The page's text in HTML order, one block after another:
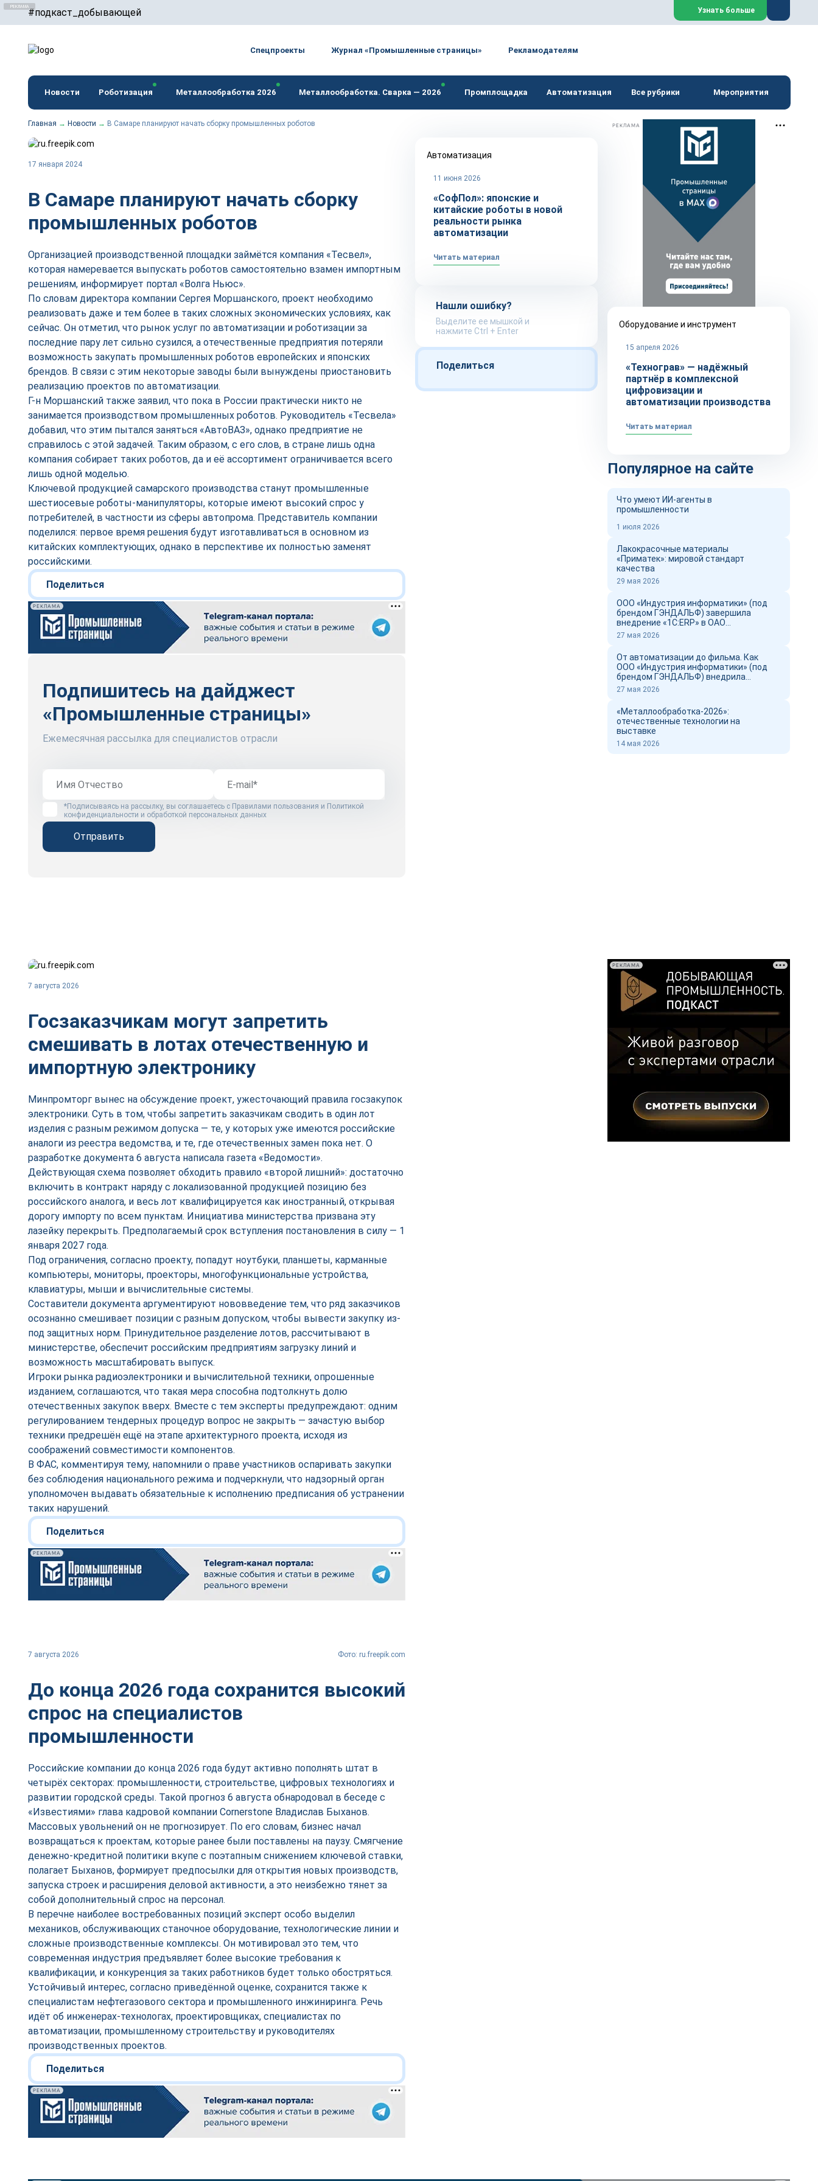
#подкаст_добывающей
erid: F7NfYUJCUneTVxVUwxTu
Узнать больше
Спецпроекты Журнал «Промышленные страницы» Рекламодателям
Новости Роботизация Металлообработка 2026 Металлообработка. Сварка — 2026 Промплощадка Автоматизация Все рубрики Мероприятия
Главная → Новости → В Самаре планируют начать сборку промышленных роботов
17 января 2024
В Самаре планируют начать сборку
промышленных роботов
Организацией производственной площадки займётся компания «Тесвел»,
которая намеревается выпускать роботов самостоятельно взамен импортным
решениям, информирует портал «Волга Ньюс».
По словам директора компании Сергея Моршанского, проект необходимо
реализовать даже и тем более в таких сложных экономических условиях, как
сейчас. Он отметил, что рынок услуг по автоматизации и роботизации за
последние пару лет сильно сузился, а отечественные предприятия потеряли
возможность закупать промышленных роботов европейских и японских
брендов. В связи с этим некоторые заводы были вынуждены приостановить
реализацию проектов по автоматизации.
Г-н Моршанский также заявил, что пока в России практически никто не
занимается производством промышленных роботов. Руководитель «Тесвела»
добавил, что этим пытался заняться «АвтоВАЗ», однако предприятие не
справилось с этой задачей. Таким образом, с его слов, в стране лишь одна
компания собирает таких роботов, да и её ассортимент ограничивается всего
лишь одной моделью.
Ключевой продукцией самарского производства станут промышленные
шестиосевые роботы-манипуляторы, которые имеют высокий спрос у
потребителей, в частности из сферы автопрома. Представитель компании
поделился: первое время решения будут изготавливаться в основном из
китайских комплектующих, однако в перспективе их полностью заменят
российскими.
Поделиться
РЕКЛАМА
Подпишитесь на дайджест
«Промышленные страницы»
Ежемесячная рассылка для специалистов отрасли
*Подписываясь на рассылку, вы соглашаетесь с Правилами пользования и Политикой
конфиденциальности и обработкой персональных данных
Отправить
Автоматизация
11 июня 2026
«СофПол»: японские и
китайские роботы в новой
реальности рынка
автоматизации
Читать материал
Нашли ошибку?
Выделите ее мышкой и
нажмите Ctrl + Enter
Поделиться
РЕКЛАМА
Оборудование и инструмент
15 апреля 2026
«Технограв» — надёжный
партнёр в комплексной
цифровизации и
автоматизации производства
Читать материал
Популярное на сайте
Что умеют ИИ-агенты в
промышленности
1 июля 2026
Лакокрасочные материалы
«Приматек»: мировой стандарт
качества
29 мая 2026
ООО «Индустрия информатики» (под
брендом ГЭНДАЛЬФ) завершила
внедрение «1С:ERP» в ОАО
«Новоросцемент» и выпустил фильм о
27 мая 2026
От автоматизации до фильма. Как
ООО «Индустрия информатики» (под
брендом ГЭНДАЛЬФ) внедрила
«1С:ERP» в ОАО «Новоросцемент»
27 мая 2026
«Металлообработка-2026»:
отечественные технологии на
выставке
14 мая 2026
7 августа 2026
Госзаказчикам могут запретить
смешивать в лотах отечественную и
импортную электронику
Минпромторг вынес на обсуждение проект, ужесточающий правила госзакупок
электроники. Суть в том, чтобы запретить заказчикам сводить в один лот
изделия с разным режимом допуска — те, у которых уже имеются российские
аналоги из реестра ведомства, и те, где отечественных замен пока нет. О
разработке документа 6 августа написала газета «Ведомости».
Действующая схема позволяет обходить правило «второй лишний»: достаточно
включить в контракт наряду с локализованной продукцией позицию без
российского аналога, и весь лот квалифицируется как иностранный, открывая
дорогу импорту по всем пунктам. Инициатива министерства призвана эту
лазейку перекрыть. Предполагаемый срок вступления постановления в силу — 1
января 2027 года.
Под ограничения, согласно проекту, попадут ноутбуки, планшеты, карманные
компьютеры, мониторы, проекторы, многофункциональные устройства,
клавиатуры, мыши и вычислительные системы.
Составители документа аргументируют нововведение тем, что ряд заказчиков
осознанно смешивает позиции с разным допуском, чтобы вывести закупку из-
под защитных норм. Принудительное разделение лотов, рассчитывают в
министерстве, обеспечит российским предприятиям загрузку линий и
возможность масштабировать выпуск.
Игроки рынка радиоэлектроники и вычислительной техники, опрошенные
изданием, соглашаются, что такая мера способна подтолкнуть долю
отечественных закупок вверх. Вместе с тем эксперты предупреждают: одним
регулированием тендерных процедур вопрос не закрыть — зачастую выбор
техники предрешён ещё на этапе архитектурного проекта, исходя из
соображений совместимости компонентов.
В ФАС, комментируя тему, напомнили о праве участников оспаривать закупки
без соблюдения национального режима и подчеркнули, что надзорный орган
уполномочен выдавать обязательные к исполнению предписания об устранении
таких нарушений.
Поделиться
РЕКЛАМА
7 августа 2026 Фото: ru.freepik.com
До конца 2026 года сохранится высокий
спрос на специалистов
промышленности
Российские компании до конца 2026 года будут активно пополнять штат в
четырёх секторах: промышленности, строительстве, цифровых технологиях и
развитии городской среды. Такой прогноз 6 августа обнародовал в беседе с
«Известиями» глава кадровой компании Cornerstone Владислав Быханов.
Массовых увольнений он не прогнозирует. По его словам, бизнес начал
возвращаться к проектам, которые ранее были поставлены на паузу. Смягчение
денежно-кредитной политики вкупе с поэтапным снижением ключевой ставки,
полагает Быханов, формирует предпосылки для открытия новых производств,
запуска строек и расширения деловой активности, а это неизбежно тянет за
собой дополнительный спрос на персонал.
В перечне наиболее востребованных позиций эксперт особо выделил
механиков, обслуживающих станочное оборудование, технологические линии и
сложные производственные комплексы. Он мотивировал это тем, что
современная индустрия предъявляет более высокие требования к
квалификации, и конкуренция за таких работников будет только обостряться.
Устойчивый интерес, согласно приведённой оценке, сохранится также к
специалистам нефтегазового сектора и промышленного инжиниринга. Речь
идёт об инженерах-технологах, проектировщиках, специалистах по
автоматизации, промышленному строительству и руководителях
производственных проектов.
Поделиться
РЕКЛАМА
РЕКЛАМА